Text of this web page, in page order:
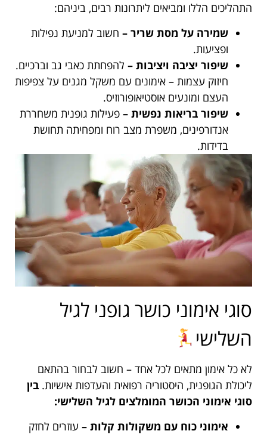
התהליכים הללו ומביאים ליתרונות רבים, ביניהם:
שמירה על מסת שריר – חשוב למניעת נפילות
ופציעות.
שיפור יציבה ויציבות – להפחתת כאבי גב וברכיים.
חיזוק עצמות – אימונים עם משקל מגנים על צפיפות
העצם ומונעים אוסטיאופורוזיס.
שיפור בריאות נפשית – פעילות גופנית משחררת
אנדורפינים, משפרת מצב רוח ומפחיתה תחושת
בדידות.
סוגי אימוני כושר גופני לגיל
השלישי
לא כל אימון מתאים לכל אחד – חשוב לבחור בהתאם
ליכולת הגופנית, היסטוריה רפואית והעדפות אישיות. בין
סוגי אימוני הכושר המומלצים לגיל השלישי:
אימוני כוח עם משקולות קלות – עוזרים לחזק